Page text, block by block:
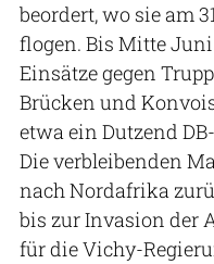
beordert, wo sie am
flogen. Bis Mitte
Einsätze gegen
Brücken und
etwa ein Dutzend
Die verbleibenden
nach Nordafrika
bis zur Invasion der
für die Vichy-